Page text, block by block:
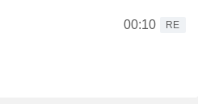
00:10
RE